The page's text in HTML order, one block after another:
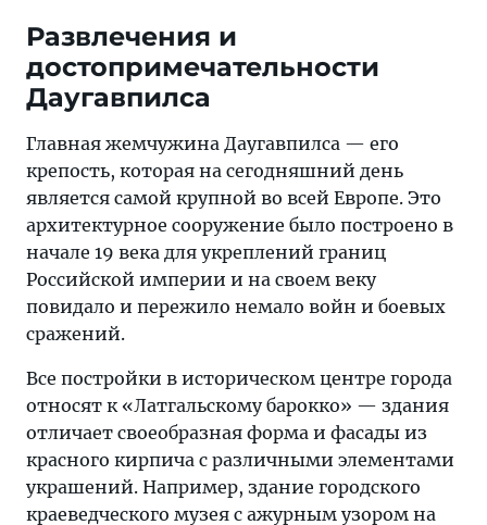
Развлечения и
достопримечательности
Даугавпилса
Главная жемчужина Даугавпилса — его
крепость, которая на сегодняшний день
является самой крупной во всей Европе. Это
архитектурное сооружение было построено в
начале 19 века для укреплений границ
Российской империи и на своем веку
повидало и пережило немало войн и боевых
сражений.
Все постройки в историческом центре города
относят к «Латгальскому барокко» — здания
отличает своеобразная форма и фасады из
красного кирпича с различными элементами
украшений. Например, здание городского
краеведческого музея с ажурным узором на